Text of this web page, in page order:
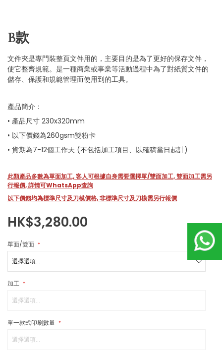
to
the
of
the
images
gallery
B款
文件夾是專門裝整頁文件用的，主要目的是為了更好的保存文件，
使它整齊規範。是一種商業或事業等活動過程中為了對紙質文件的
儲存、保護和規範管理而使用到的工具。
產品簡介：
• 產品尺寸 230x320mm
• 以下價錢為260gsm雙粉卡
• 貨期為7-12個工作天 (不包括加工項目、以確稿當日起計)
此類產品多數為單面加工, 客人可根據自身需要選擇單/雙面加工, 雙面加工需另
行報價, 詳情可WhatsApp查詢
以下價錢均為標準尺寸及刀模價格, 非標準尺寸及刀模需另行報價
HK$3,280.00
單面/雙面
加工
單一款式印刷數量